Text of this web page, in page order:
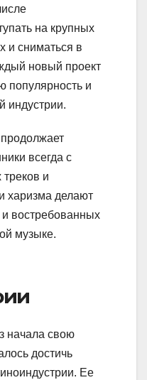
на крупных
и сниматься в
новый проект
популярность и
индустрии.
всегда с
и
харизма делают
востребованных
музыке.
начала свою
достичь
Ее